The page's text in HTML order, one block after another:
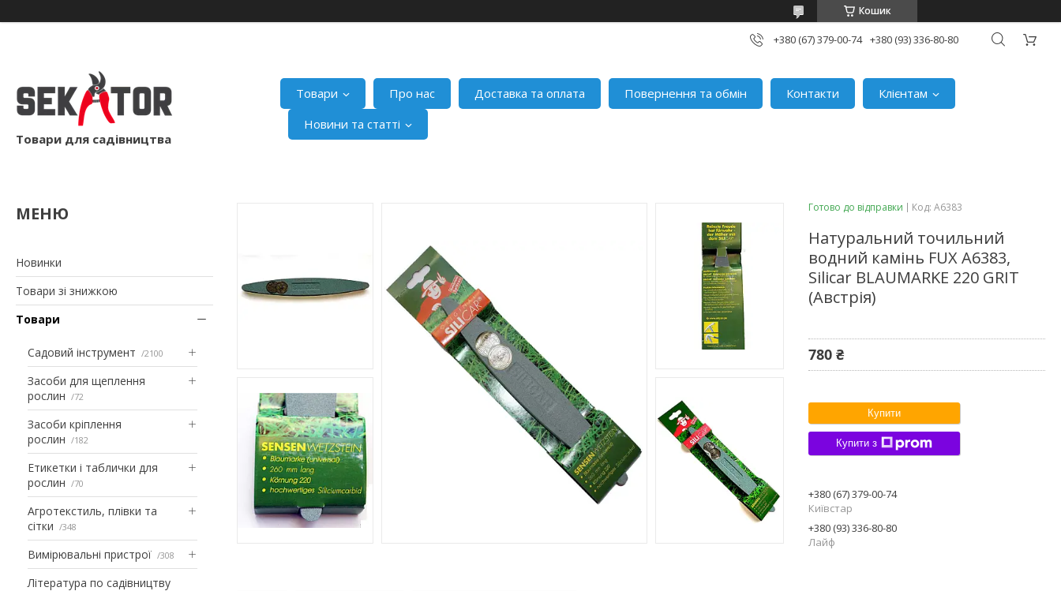
Кошик
+380 (67) 379-00-74 +380 (93) 336-80-80
Товари для садівництва
Товари Про нас Доставка та оплата Повернення та обмін Контакти
Клієнтам
Новини та статті
Новинки
Товари зі знижкою
Товари
Садовий інструмент 2100
Засоби для щеплення
рослин
72
Засоби кріплення
рослин
182
Етикетки і таблички для
рослин
70
Агротекстиль, плівки та
сітки
348
Вимірювальні пристрої 308
Література по садівництву
Готово до відправки Код: A6383
Натуральний точильний
водний камінь FUX A6383,
Silicar BLAUMARKE 220 GRIT
(Австрія)
780 ₴
Купити
Купити з
+380 (67) 379-00-74
Київстар
+380 (93) 336-80-80
Лайф